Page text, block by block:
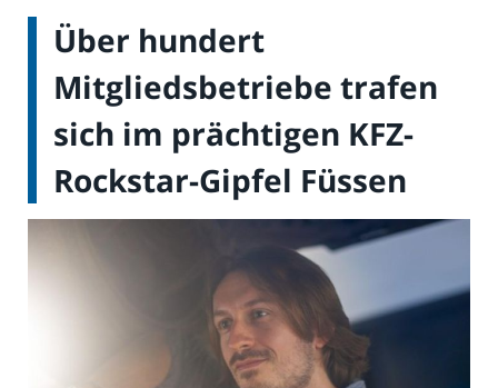
Über hundert
Mitgliedsbetriebe trafen
sich im prächtigen KFZ-
Rockstar-Gipfel Füssen